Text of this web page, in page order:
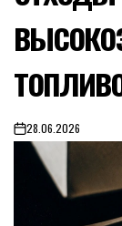
on28.06.2026